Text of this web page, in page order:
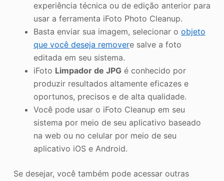
experiência técnica ou de edição anterior para
usar a ferramenta iFoto Photo Cleanup.
Basta enviar sua imagem, selecionar o objeto
que você deseja removere salve a foto
editada em seu sistema.
iFoto Limpador de JPGé conhecido por
produzir resultados altamente eficazes e
oportunos, precisos e de alta qualidade.
Você pode usar o iFoto Cleanup em seu
sistema por meio de seu aplicativo baseado
na web ou no celular por meio de seu
aplicativo iOS e Android.
Se desejar, você também pode acessar outras